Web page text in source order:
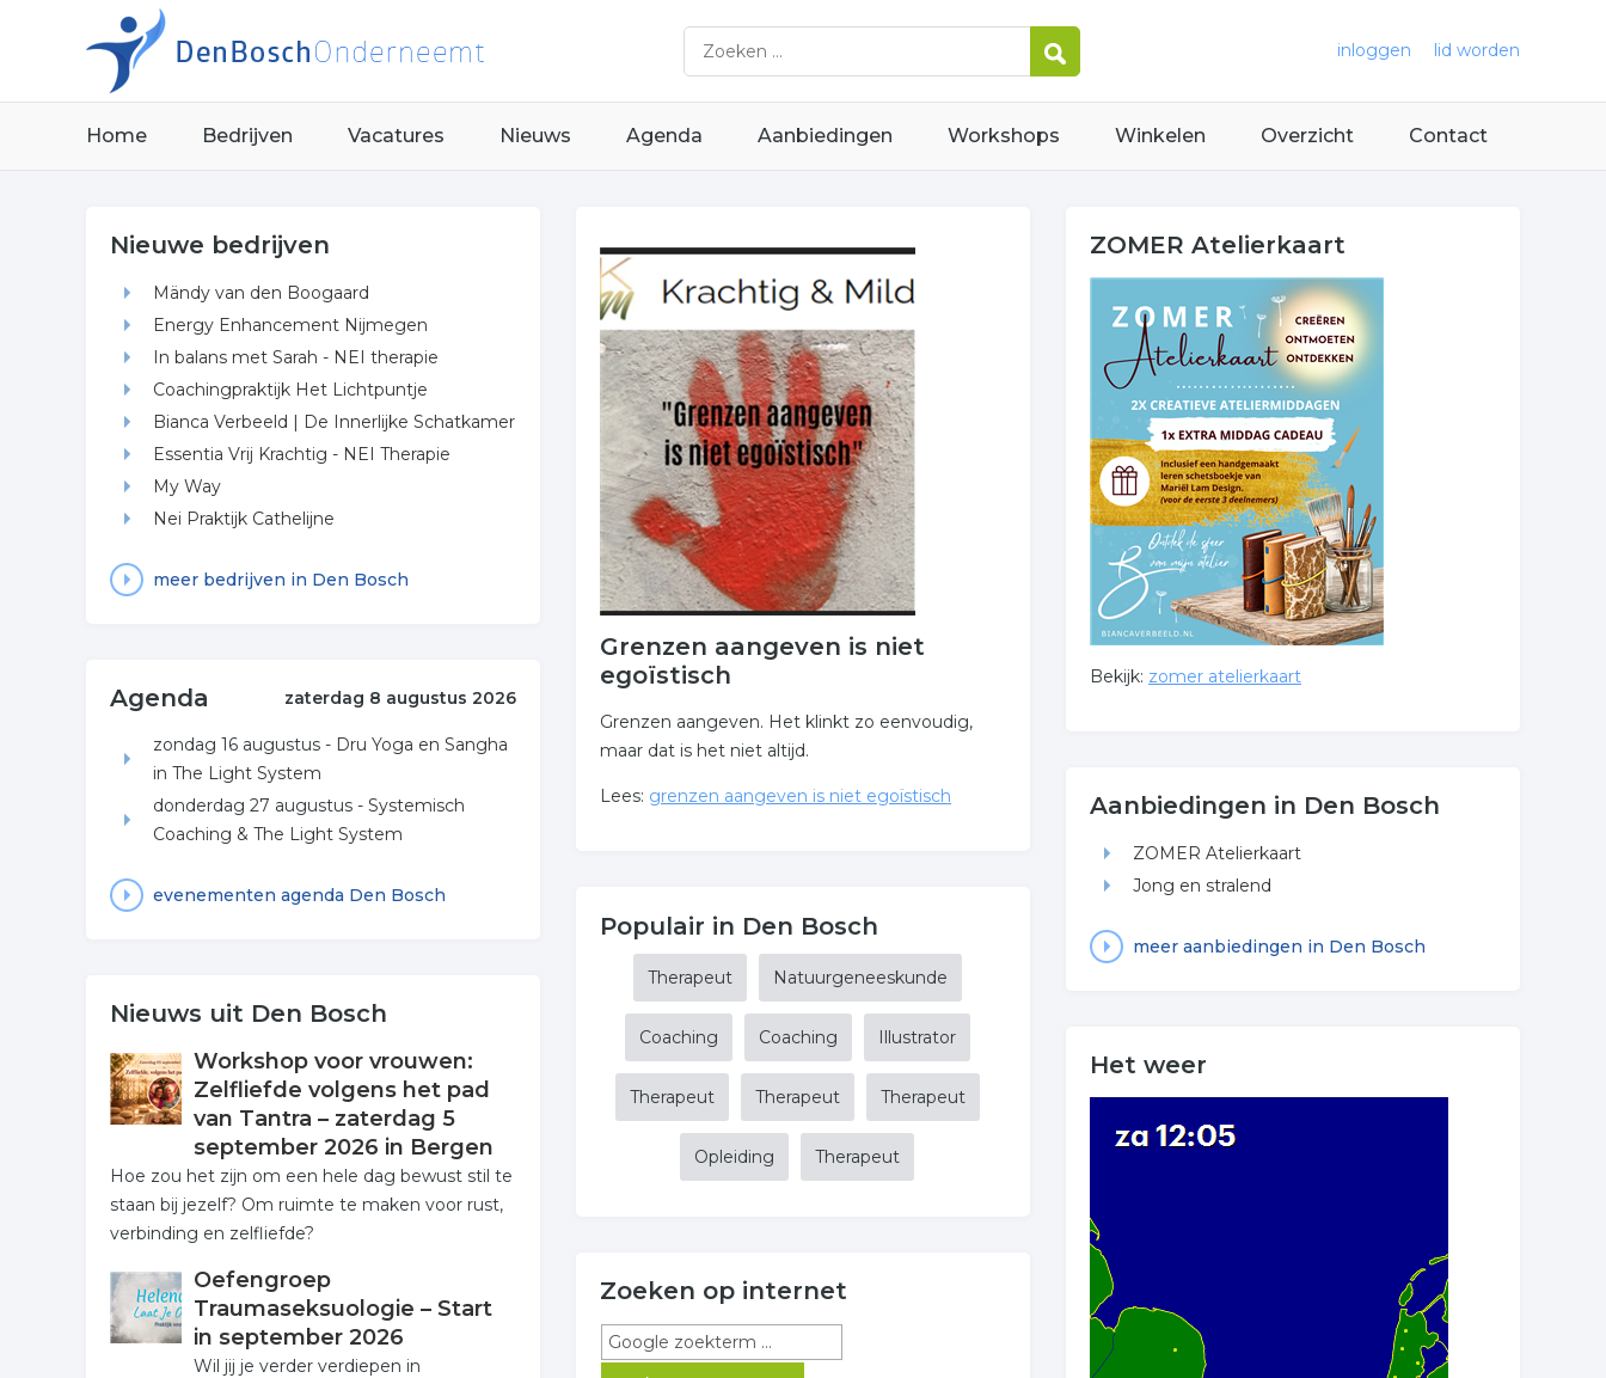
inloggen lid worden
Home Bedrijven Vacatures Nieuws Agenda Aanbiedingen Workshops Winkelen Overzicht Contact
Nieuwe bedrijven
Mändy van den Boogaard
Energy Enhancement Nijmegen
In balans met Sarah - NEI therapie
Coachingpraktijk Het Lichtpuntje
Bianca Verbeeld | De Innerlijke Schatkamer
Essentia Vrij Krachtig - NEI Therapie
My Way
Nei Praktijk Cathelijne
meer bedrijven in Den Bosch
Agenda zaterdag 8 augustus 2026
zondag 16 augustus - Dru Yoga en Sangha
in The Light System
donderdag 27 augustus - Systemisch
Coaching & The Light System
evenementen agenda Den Bosch
Nieuws uit Den Bosch
Workshop voor vrouwen:
Zelfliefde volgens het pad
van Tantra – zaterdag 5
september 2026 in Bergen
Hoe zou het zijn om een hele dag bewust stil te
staan bij jezelf? Om ruimte te maken voor rust,
verbinding en zelfliefde?
Oefengroep
Traumaseksuologie – Start
in september 2026
Wil jij je verder verdiepen in
Grenzen aangeven is niet
egoïstisch
Grenzen aangeven. Het klinkt zo eenvoudig,
maar dat is het niet altijd.
Lees: grenzen aangeven is niet egoïstisch
Populair in Den Bosch
Therapeut Natuurgeneeskunde
Coaching Coaching Illustrator
Therapeut Therapeut Therapeut
Opleiding Therapeut
Zoeken op internet
ZOMER Atelierkaart
Bekijk: zomer atelierkaart
Aanbiedingen in Den Bosch
ZOMER Atelierkaart
Jong en stralend
meer aanbiedingen in Den Bosch
Het weer